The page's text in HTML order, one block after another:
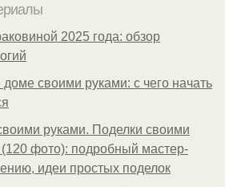
2025 года: обзор
своими руками: с чего начать
руками. Поделки своими
(120 фото): подробный мастер-
идеи простых поделок